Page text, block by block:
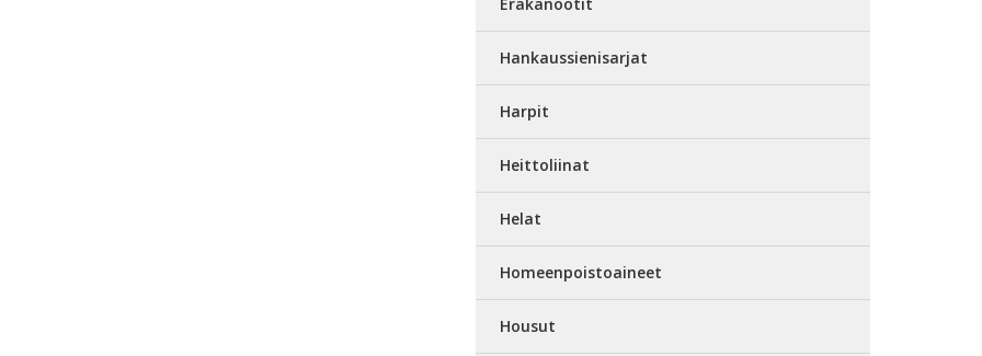
Hankaussienisarjat
Harpit
Heittoliinat
Helat
Homeenpoistoaineet
Housut